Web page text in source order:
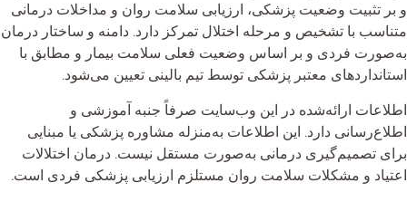
و بر تثبیت وضعیت پزشکی، ارزیابی سلامت روان و مداخلات درمانی
متناسب با تشخیص و مرحله اختلال تمرکز دارد. دامنه و ساختار درمان
به‌صورت فردی و بر اساس وضعیت فعلی سلامت بیمار و مطابق با
استانداردهای معتبر پزشکی توسط تیم بالینی تعیین می‌شود.
اطلاعات ارائه‌شده در این وب‌سایت صرفاً جنبه آموزشی و
اطلاع‌رسانی دارد. این اطلاعات به‌منزله مشاوره پزشکی یا مبنایی
برای تصمیم‌گیری درمانی به‌صورت مستقل نیست. درمان اختلالات
اعتیاد و مشکلات سلامت روان مستلزم ارزیابی پزشکی فردی است.